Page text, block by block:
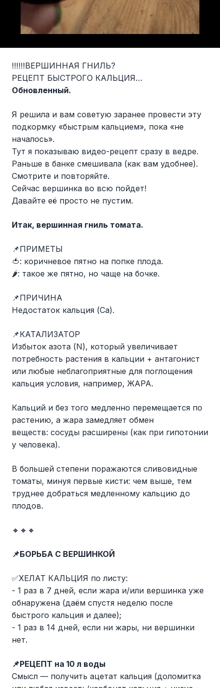
‼️‼️‼️ВЕРШИННАЯ ГНИЛЬ?
РЕЦЕПТ БЫСТРОГО КАЛЬЦИЯ…
Обновленный.
Я решила и вам советую заранее провести эту
подкормку «быстрым кальцием», пока «не
началось».
Тут я показываю видео-рецепт сразу в ведре.
Раньше в банке смешивала (как вам удобнее).
Смотрите и повторяйте.
Сейчас вершинка во всю пойдет!
Давайте её просто не пустим.
Итак, вершинная гниль томата.
📌ПРИМЕТЫ
🍅: коричневое пятно на попке плода.
🌶: такое же пятно, но чаще на бочке.
📌ПРИЧИНА
Недостаток кальция (Ca).
📌КАТАЛИЗАТОР
Избыток азота (N), который увеличивает
потребность растения в кальции + антагонист
или любые неблагоприятные для поглощения
кальция условия, например, ЖАРА.
Кальций и без того медленно перемещается по
растению, а жара замедляет обмен
веществ: сосуды расширены (как при гипотонии
у человека).
В большей степени поражаются сливовидные
томаты, минуя первые кисти: чем выше, тем
труднее добраться медленному кальцию до
плодов.
🔸️🔸️🔸️
📌БОРЬБА С ВЕРШИНКОЙ
✅ХЕЛАТ КАЛЬЦИЯ по листу:
- 1 раз в 7 дней, если жара и/или вершинка уже
обнаружена (даём спустя неделю после
быстрого кальция и далее);
- 1 раз в 14 дней, если ни жары, ни вершинки
нет.
📌РЕЦЕПТ на 10 л воды
Смысл — получить ацетат кальция (доломитка